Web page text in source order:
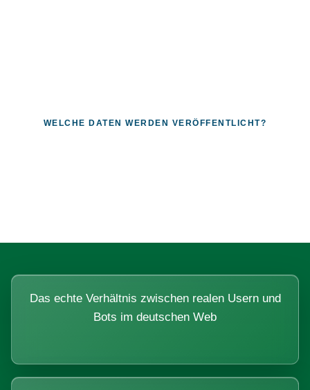
WELCHE DATEN WERDEN VERÖFFENTLICHT?
Das echte Verhältnis zwischen realen Usern und
Bots im deutschen Web